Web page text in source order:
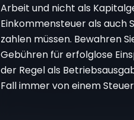
Arbeit und nicht als
Einkommensteuer als auch
zahlen müssen. Bewahren
Gebühren für erfolglose
der Regel als
Fall immer von einem